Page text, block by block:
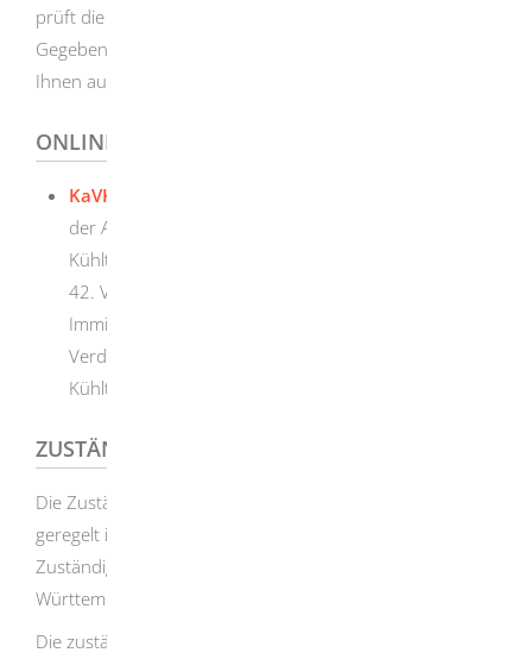
prüft die von Ihnen veranlassten Maßnahmen.
Gegebenenfalls nimmt die Behörde auch Kontakt mit
Ihnen auf.
ONLINEANTRAG UND FORMULARE
KaVKA-42.BV
der Anzeige von Verdunstungskühlanlagen,
Kühltürmen und Nassabscheidern gemäß § 13 der
42. Verordnung zur Durchführung des Bundes-
Immissionsschutzgesetzes (Verordnung über
Verdunstungskühlanlagen, Nassabscheider und
Kühltürme - 42. BImSchV)
ZUSTÄNDIGE STELLE
Die Zuständigkeiten im Bereich Immissionsschutz sind
geregelt in der Immissionsschutz-
Zuständigkeitsverordnung des Landes Baden-
Württemberg.
Die zuständige Immissionsschutzbehörde sind in den